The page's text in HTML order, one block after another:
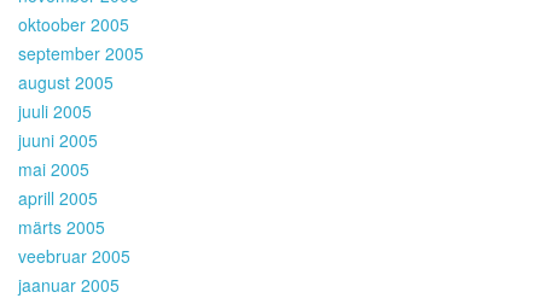
oktoober 2005
september 2005
august 2005
juuli 2005
juuni 2005
mai 2005
aprill 2005
märts 2005
veebruar 2005
jaanuar 2005